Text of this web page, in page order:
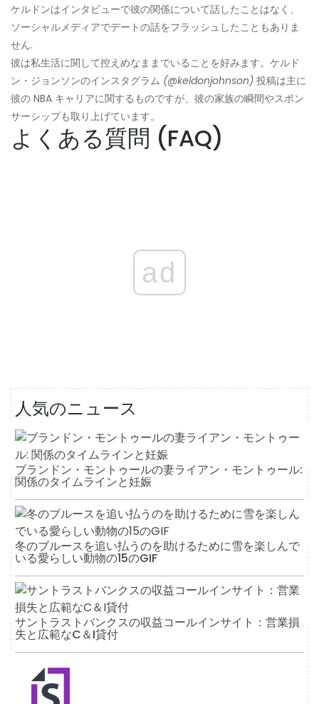
ケルドンはインタビューで彼の関係について話したことはなく、
ソーシャルメディアでデートの話をフラッシュしたこともありま
せん.
彼は私生活に関して控えめなままでいることを好みます。ケルド
ン・ジョンソンのインスタグラム (@keldonjohnson) 投稿は主に
彼の NBA キャリアに関するものですが、彼の家族の瞬間やスポン
サーシップも取り上げています。
よくある質問 (FAQ)
ad
人気のニュース
ブランドン・モントゥールの妻ライアン・モントゥール:
関係のタイムラインと妊娠
冬のブルースを追い払うのを助けるために雪を楽しんで
いる愛らしい動物の15のGIF
サントラストバンクスの収益コールインサイト：営業損
失と広範なC＆I貸付